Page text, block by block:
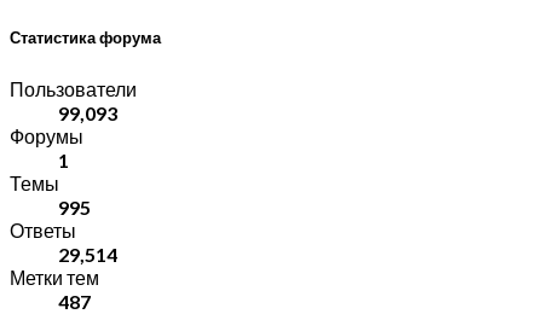
Статистика форума
Пользователи
99,093
Форумы
1
Темы
995
Ответы
29,514
Метки тем
487